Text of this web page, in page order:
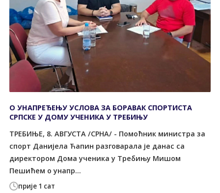
прије 1 сат
О УНАПРЕЂЕЊУ УСЛОВА ЗА БОРАВАК СПОРТИСТА
СРПСКЕ У ДОМУ УЧЕНИКА У ТРЕБИЊУ
ТРЕБИЊЕ, 8. АВГУСТА /СРНА/ - Помоћник министра за
спорт Данијела Ћапин разговарала је данас са
директором Дома ученика у Требињу Мишом
Пешићем о унапр...